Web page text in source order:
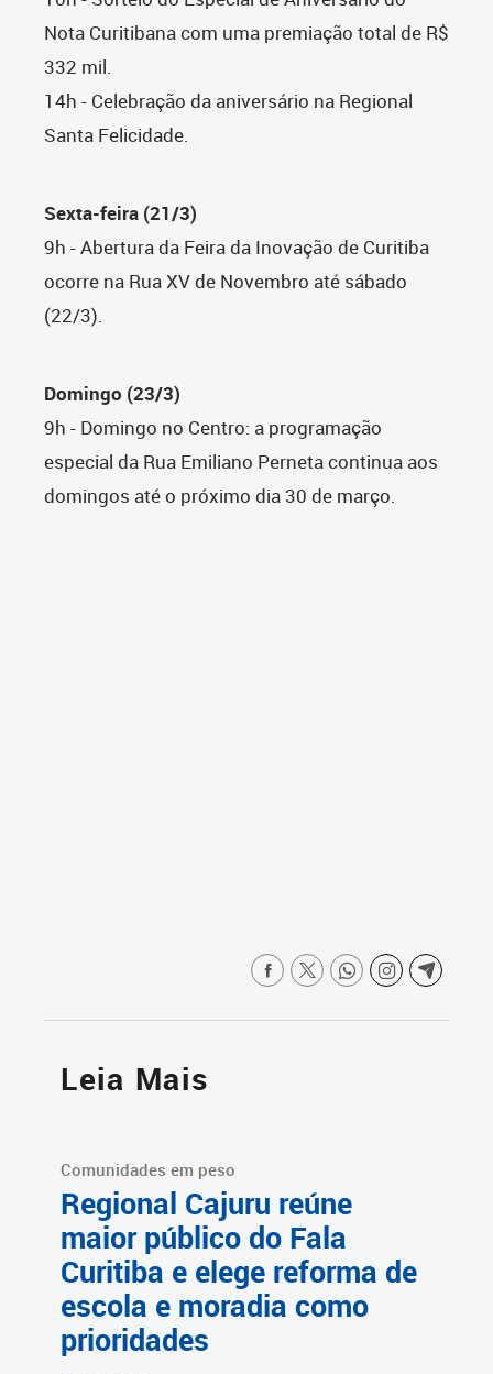
Nota Curitibana com uma premiação total de R$
332 mil.
14h - Celebração da aniversário na Regional
Santa Felicidade.
Sexta-feira (21/3)
9h - Abertura da Feira da Inovação de Curitiba
ocorre na Rua XV de Novembro até sábado
(22/3).
Domingo (23/3)
9h - Domingo no Centro: a programação
especial da Rua Emiliano Perneta continua aos
domingos até o próximo dia 30 de março.
Leia Mais
Comunidades em peso
Regional Cajuru reúne
maior público do Fala
Curitiba e elege reforma de
escola e moradia como
prioridades